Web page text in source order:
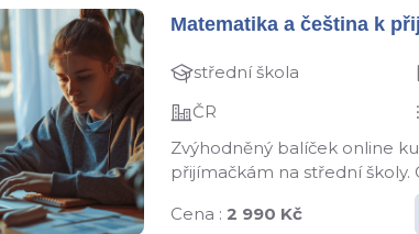
Matematika a čeština k
střední škola
ČR
Zvýhodněný balíček online
přijímačkám na střední školy.
Cena : 2 990 Kč